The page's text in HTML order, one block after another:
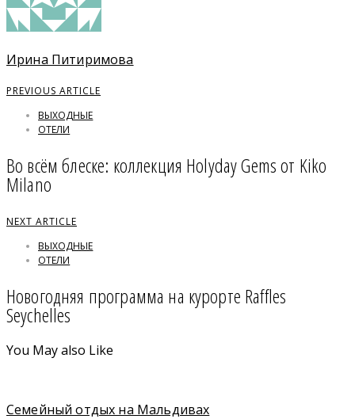
Ирина Питиримова
PREVIOUS ARTICLE
ВЫХОДНЫЕ
ОТЕЛИ
Во всём блеске: коллекция Holyday Gems от Kiko
Milano
NEXT ARTICLE
ВЫХОДНЫЕ
ОТЕЛИ
Новогодняя программа на курорте Raffles
Seychelles
You May also Like
Семейный отдых на Мальдивах